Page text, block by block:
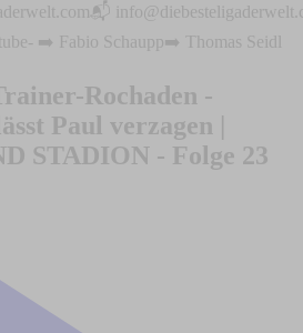
➡️ ⁠⁠⁠⁠⁠⁠⁠⁠⁠⁠⁠⁠⁠⁠⁠⁠⁠⁠⁠⁠⁠⁠⁠⁠⁠⁠⁠⁠⁠⁠⁠⁠⁠⁠⁠⁠⁠⁠⁠⁠⁠⁠⁠⁠⁠⁠⁠⁠⁠⁠⁠⁠⁠⁠⁠⁠⁠⁠⁠Fabio Schaupp⁠⁠➡️ ⁠⁠⁠⁠⁠⁠⁠⁠⁠⁠⁠⁠⁠⁠⁠⁠⁠⁠⁠⁠⁠⁠⁠⁠⁠⁠⁠⁠⁠⁠⁠⁠⁠⁠⁠⁠⁠⁠⁠⁠⁠⁠⁠⁠⁠⁠⁠⁠⁠⁠⁠⁠⁠⁠⁠⁠⁠⁠Thomas Seidl
Rochaden -
Paul verzagen |
STADION - Folge 23